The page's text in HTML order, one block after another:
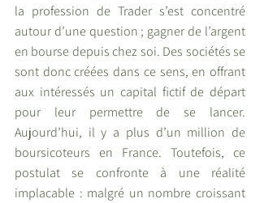
la profession de Trader s’est concentré
autour d’une question ; gagner de l’argent
en bourse depuis chez soi. Des sociétés se
sont donc créées dans ce sens, en offrant
aux intéressés un capital fictif de départ
pour leur permettre de se lancer.
Aujourd’hui, il y a plus d’un million de
boursicoteurs en France. Toutefois, ce
postulat se confronte à une réalité
implacable : malgré un nombre croissant